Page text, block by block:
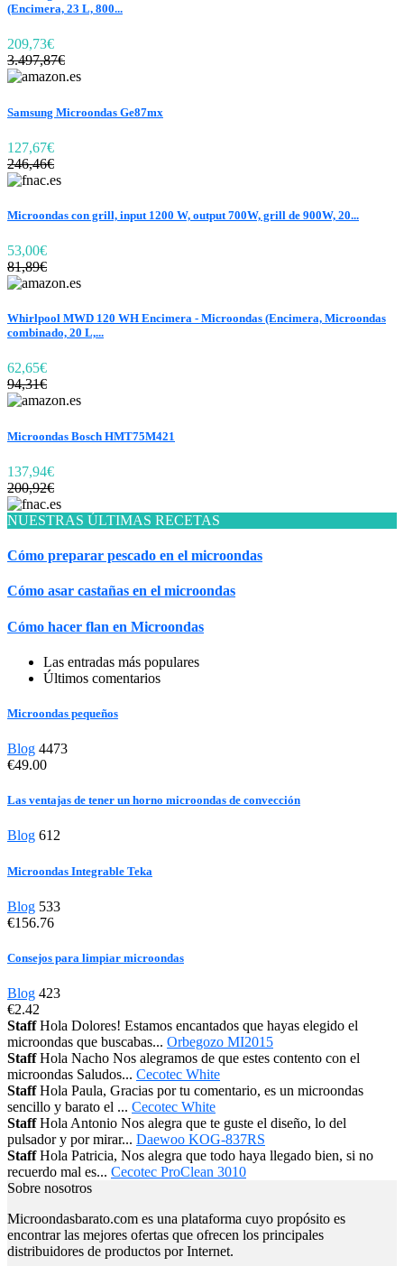
(Encimera, 23 L, 800...
209,73€
3.497,87€
Samsung Microondas Ge87mx
127,67€
246,46€
Microondas con grill, input 1200 W, output 700W, grill de 900W, 20...
53,00€
81,89€
Whirlpool MWD 120 WH Encimera - Microondas (Encimera, Microondas
combinado, 20 L,...
62,65€
94,31€
Microondas Bosch HMT75M421
137,94€
200,92€
NUESTRAS ÚLTIMAS RECETAS
Cómo preparar pescado en el microondas
Cómo asar castañas en el microondas
Cómo hacer flan en Microondas
Las entradas más populares
Últimos comentarios
Microondas pequeños
Blog 4473
€49.00
Las ventajas de tener un horno microondas de convección
Blog 612
Microondas Integrable Teka
Blog 533
€156.76
Consejos para limpiar microondas
Blog 423
€2.42
StaffHola Dolores! Estamos encantados que hayas elegido el
microondas que buscabas... Orbegozo MI2015
StaffHola Nacho Nos alegramos de que estes contento con el
microondas Saludos... Cecotec White
StaffHola Paula, Gracias por tu comentario, es un microondas
sencillo y barato el ... Cecotec White
StaffHola Antonio Nos alegra que te guste el diseño, lo del
pulsador y por mirar... Daewoo KOG-837RS
StaffHola Patricia, Nos alegra que todo haya llegado bien, si no
recuerdo mal es... Cecotec ProClean 3010
Sobre nosotros
Microondasbarato.com es una plataforma cuyo propósito es
encontrar las mejores ofertas que ofrecen los principales
distribuidores de productos por Internet.